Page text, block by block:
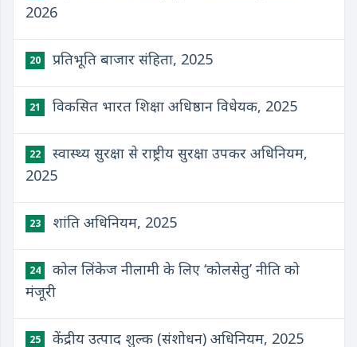
2026
20 प्रतिभूति बाजार संहिता, 2025
21 विकसित भारत शिक्षा अधिष्ठान विधेयक, 2025
22
स्वास्थ्य सुरक्षा से राष्ट्रीय सुरक्षा उपकर अधिनियम,
2025
23 शांति अधिनियम, 2025
24
कोल लिंकेज नीलामी के लिए ‘कोलसेतु’ नीति को
मंजूरी
25 केंद्रीय उत्पाद शुल्क (संशोधन) अधिनियम, 2025